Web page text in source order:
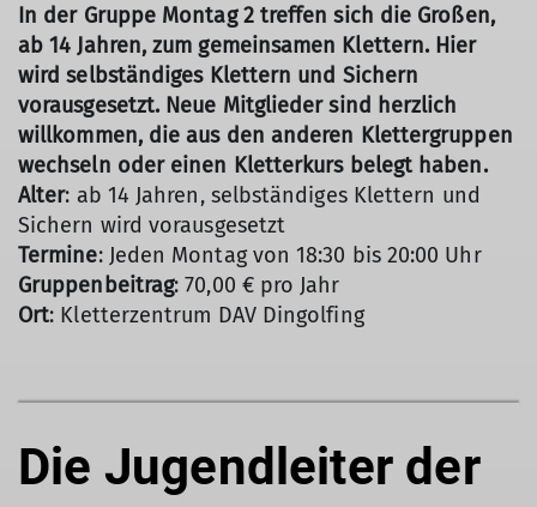
In der Gruppe Montag 2 treffen sich die Großen,
ab 14 Jahren, zum gemeinsamen Klettern. Hier
wird selbständiges Klettern und Sichern
vorausgesetzt. Neue Mitglieder sind herzlich
willkommen, die aus den anderen Klettergruppen
wechseln oder einen Kletterkurs belegt haben.
Alter: ab 14 Jahren, selbständiges Klettern und
Sichern wird vorausgesetzt
Termine: Jeden Montag von 18:30 bis 20:00 Uhr
Gruppenbeitrag: 70,00 € pro Jahr
Ort: Kletterzentrum DAV Dingolfing
Die Jugendleiter der